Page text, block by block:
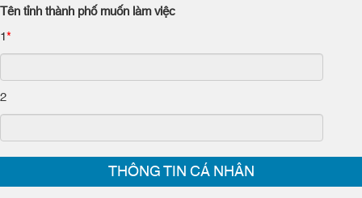
Tên tỉnh thành phố muốn làm việc
1*
2
THÔNG TIN CÁ NHÂN